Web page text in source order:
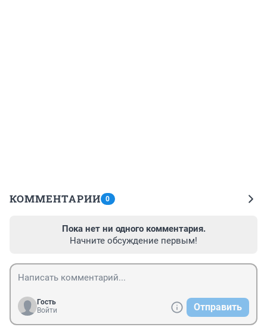
КОММЕНТАРИИ 0
Пока нет ни одного комментария.
Начните обсуждение первым!
Гость
Войти
Отправить